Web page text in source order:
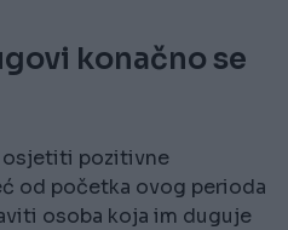
konačno se
osjetiti pozitivne
od početka ovog perioda
osoba koja im duguje